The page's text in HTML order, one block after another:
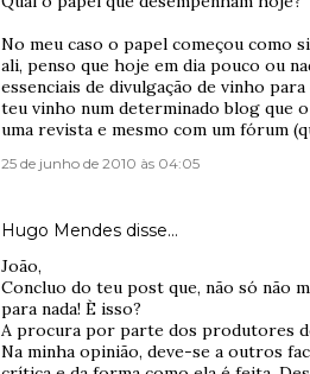
No meu caso o papel começou como
ali, penso que hoje em dia pouco ou
essenciais de divulgação de vinho
teu vinho num determinado blog que
uma revista e mesmo com um fórum
25 de junho de 2010 às 04:05
Hugo Mendes disse…
João,
Concluo do teu post que, não só não
para nada! È isso?
A procura por parte dos produtores
Na minha opinião, deve-se a outros